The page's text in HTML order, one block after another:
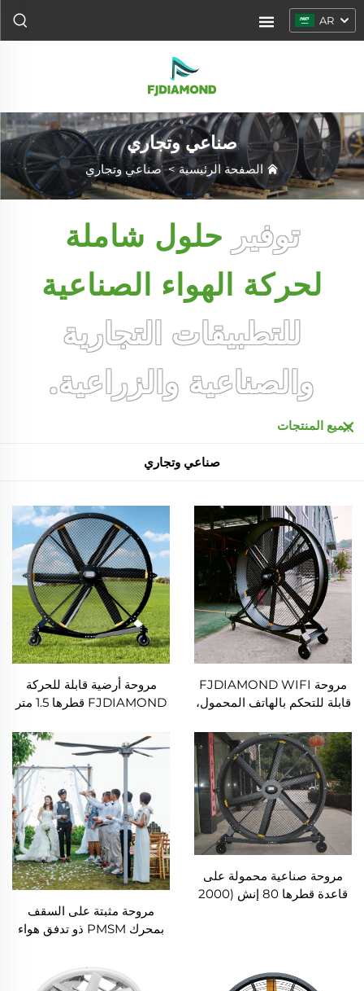
AR
صناعي وتجاري
الصفحة الرئيسية>صناعي وتجاري
توفير حلول شاملة
لحركة الهواء الصناعية
للتطبيقات التجارية
والصناعية والزراعية.
جميع المنتجات
صناعي وتجاري
مروحة FJDIAMOND WIFI
قابلة للتحكم بالهاتف المحمول،
متر، قطر 80 بوصة، قابلة
للحركة، هادئة، ارتفاع 2000
ملم، مصنوعة من الألمنيوم،
مناسبة للملاعب والصالات
الرياضية
مروحة أرضية قابلة للحركة
FJDIAMOND قطرها 1.5 متر
بها عبر الـ WIFI، هادئة
ومناسبة لصالات الجيم
مروحة صناعية محمولة على
قاعدة قطرها 80 إنش (2000
مروحة مثبتة على السقف
بمحرك PMSM ذو تدفق هواء
16 قدم (5 أمتار) كبيرة تقف
على عمود